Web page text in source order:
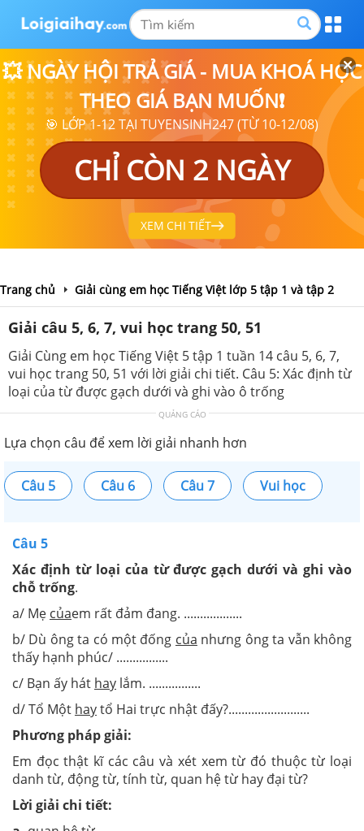
💥 NGÀY HỘI TRẢ GIÁ - MUA KHOÁ HỌC
THEO GIÁ BẠN MUỐN❗
🎯 LỚP 1-12 TẠI TUYENSINH247 (TỪ 10-12/08)
CHỈ CÒN 2 NGÀY
XEM CHI TIẾT
Trang chủ Giải cùng em học Tiếng Việt lớp 5 tập 1 và tập 2
Giải câu 5, 6, 7, vui học trang 50, 51
Giải Cùng em học Tiếng Việt 5 tập 1 tuần 14 câu 5, 6, 7,
vui học trang 50, 51 với lời giải chi tiết. Câu 5: Xác định từ
loại của từ được gạch dưới và ghi vào ô trống
QUẢNG CÁO
Lựa chọn câu để xem lời giải nhanh hơn
Câu 5 Câu 6 Câu 7 Vui học
Câu 5
Xác định từ loại của từ được gạch dưới và ghi vào
chỗ trống.
a/ Mẹ củaem rất đảm đang. ..................
b/ Dù ông ta có một đống của nhưng ông ta vẫn không
thấy hạnh phúc/ ................
c/ Bạn ấy hát hay lắm. ................
d/ Tổ Một haytổ Hai trực nhật đấy?.........................
Phương pháp giải:
Em đọc thật kĩ các câu và xét xem từ đó thuộc từ loại
danh từ, động từ, tính từ, quan hệ từ hay đại từ?
Lời giải chi tiết: